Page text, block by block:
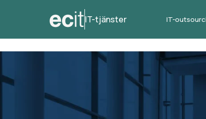
IT-tjänster IT-